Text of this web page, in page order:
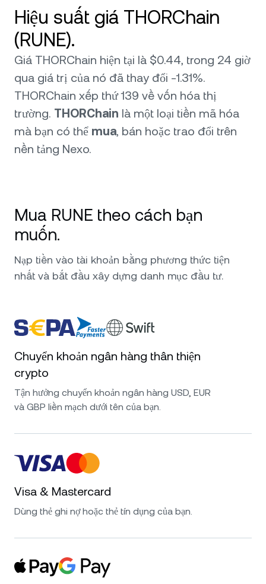
Hiệu suất giá THORChain
(RUNE).
Giá THORChain hiện tại là $0.44, trong 24 giờ
qua giá trị của nó đã thay đổi -1.31%.
THORChain xếp thứ 139 về vốn hóa thị
trường. THORChain là một loại tiền mã hóa
mà bạn có thể mua, bán hoặc trao đổi trên
nền tảng Nexo.
Mua RUNE theo cách bạn
muốn.
Nạp tiền vào tài khoản bằng phương thức tiện
nhất và bắt đầu xây dựng danh mục đầu tư.
Chuyển khoản ngân hàng thân thiện
crypto
Tận hưởng chuyển khoản ngân hàng USD, EUR
và GBP liền mạch dưới tên của bạn.
Visa & Mastercard
Dùng thẻ ghi nợ hoặc thẻ tín dụng của bạn.